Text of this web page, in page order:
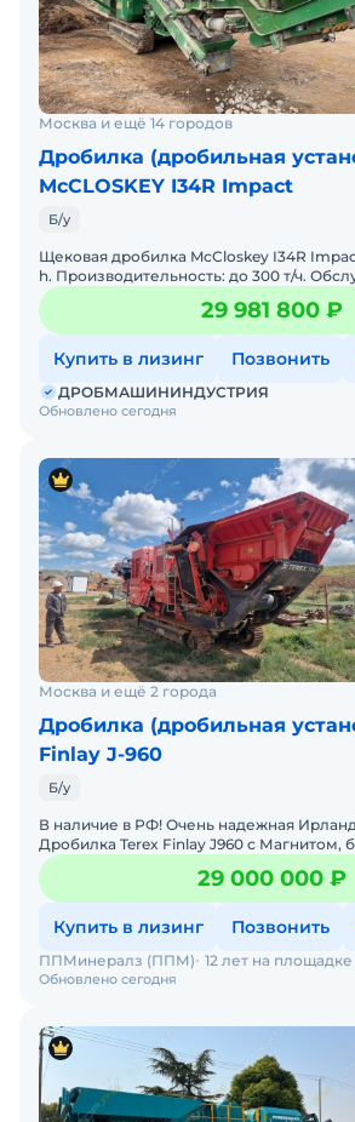
Москва и ещё 14 городов
Дробилка (дробильная
McCLOSKEY I34R Impact
Б/у
Щековая дробилка McCloskey I34R
h. Производительность: до 300 т/ч.
Цена с НДС. В хорошем состоянии.
29 981 800 ₽
Купить в лизинг Позвонить
Обновлено сегодня
ДРОБМАШИНИНДУСТРИЯ
Москва и ещё 2 города
Дробилка (дробильная
Finlay J-960
Б/у
В наличие в РФ! Очень надежная
Дробилка Terex Finlay J960 с Магнитом,
2016 год выпуска , 5000 моточасов ,
29 000 000 ₽
Купить в лизинг Позвонить
Обновлено сегодня
ППМинералз (ППМ) 12 лет на площадке